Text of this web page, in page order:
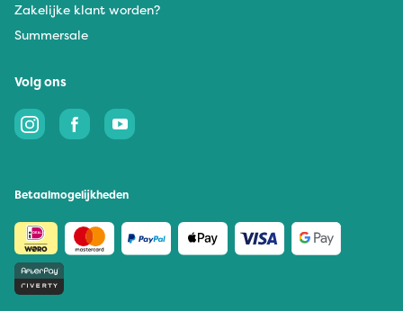
Zakelijke klant worden?
Summersale
Volg ons
Betaalmogelijkheden